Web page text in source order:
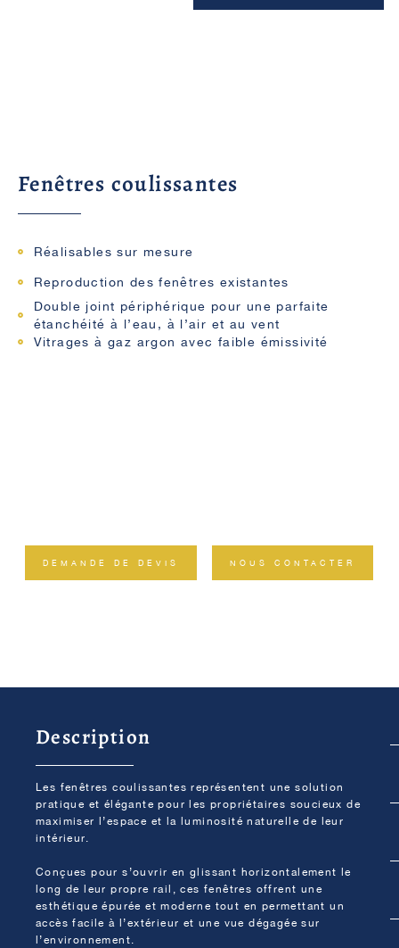
Fenêtres coulissantes
Réalisables sur mesure
Reproduction des fenêtres existantes
Double joint périphérique pour une parfaite
étanchéité à l’eau, à l’air et au vent
Vitrages à gaz argon avec faible émissivité
DEMANDE DE DEVIS NOUS CONTACTER
Description
Les fenêtres coulissantes représentent une solution
pratique et élégante pour les propriétaires soucieux de
maximiser l’espace et la luminosité naturelle de leur
intérieur.
Conçues pour s’ouvrir en glissant horizontalement le
long de leur propre rail, ces fenêtres offrent une
esthétique épurée et moderne tout en permettant un
accès facile à l’extérieur et une vue dégagée sur
l’environnement.